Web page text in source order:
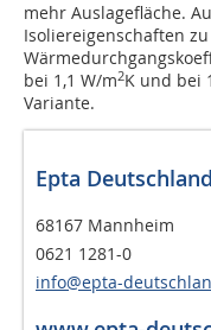
mehr Auslagefläche.
Isoliereigenschaften
bei 1,1 W/m2K und bei
Variante.
Epta
68167 Mannheim
0621 1281-0
info@epta-